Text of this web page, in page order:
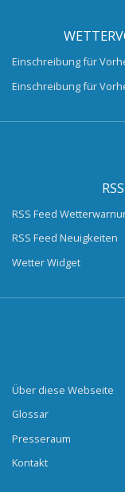
Einschreibung für
Einschreibung für
RSS Feed
RSS Feed Neuigkeiten
Wetter Widget
Über diese Webseite
Glossar
Presseraum
Kontakt